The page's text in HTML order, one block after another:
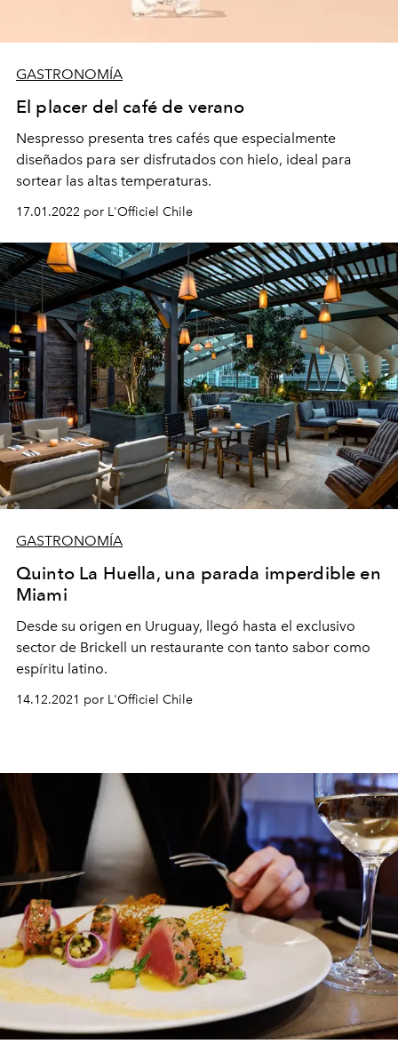
GASTRONOMÍA
El placer del café de verano
Nespresso presenta tres cafés que especialmente
diseñados para ser disfrutados con hielo, ideal para
sortear las altas temperaturas.
17.01.2022 por L'Officiel Chile
GASTRONOMÍA
Quinto La Huella, una parada imperdible en
Miami
Desde su origen en Uruguay, llegó hasta el exclusivo
sector de Brickell un restaurante con tanto sabor como
espíritu latino.
14.12.2021 por L'Officiel Chile